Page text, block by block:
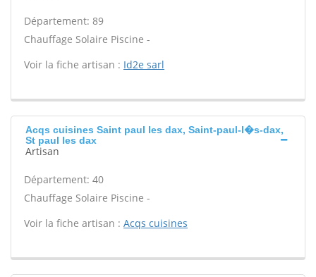
Département: 89
Chauffage Solaire Piscine -
Voir la fiche artisan : Id2e sarl
Acqs cuisines Saint paul les dax, Saint-paul-l�s-dax,
St paul les dax
Artisan
Département: 40
Chauffage Solaire Piscine -
Voir la fiche artisan : Acqs cuisines